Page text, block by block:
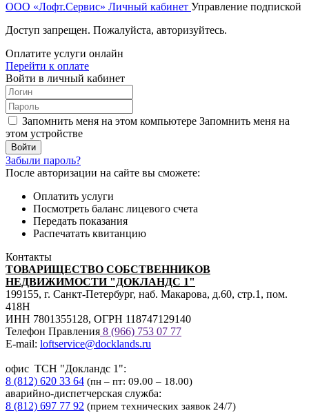
ООО «Лофт.Сервис» Личный кабинет Управление подпиской
Доступ запрещен. Пожалуйста, авторизуйтесь.
Оплатите услуги онлайн
Перейти к оплате
Войти в личный кабинет
Запомнить меня на этом компьютере Запомнить меня на
этом устройстве
Забыли пароль?
После авторизации на сайте вы сможете:
Оплатить услуги
Посмотреть баланс лицевого счета
Передать показания
Распечатать квитанцию
Контакты
ТОВАРИЩЕСТВО СОБСТВЕННИКОВ
НЕДВИЖИМОСТИ "ДОКЛАНДС 1"
199155, г. Санкт-Петербург, наб. Макарова, д.60, стр.1, пом.
418Н
ИНН 7801355128, ОГРН 118747129140
Телефон Правления 8 (966) 753 07 77
E-mail: loftservice@docklands.ru
офис ТСН "Докландс 1":
8 (812) 620 33 64 (пн – пт: 09.00 – 18.00)
аварийно-диспетчерская служба:
8 (812) 697 77 92 (прием технических заявок 24/7)